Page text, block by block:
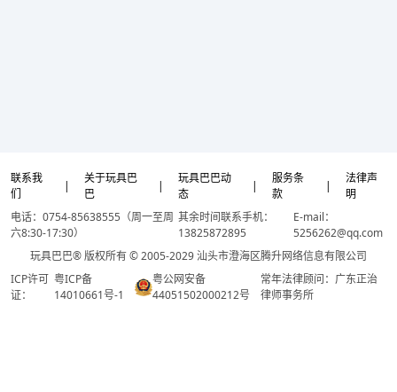
联系我
们
|
关于玩具巴
巴
|
玩具巴巴动
态
|
服务条
款
|
法律声
明
电话：0754-85638555（周一至周
六8:30-17:30）
其余时间联系手机：
13825872895
E-mail：
5256262@qq.com
玩具巴巴® 版权所有 © 2005-2029 汕头市澄海区腾升网络信息有限公司
ICP许可
证：
粤ICP备
14010661号-1
粤公网安备
44051502000212号
常年法律顾问：广东正治
律师事务所